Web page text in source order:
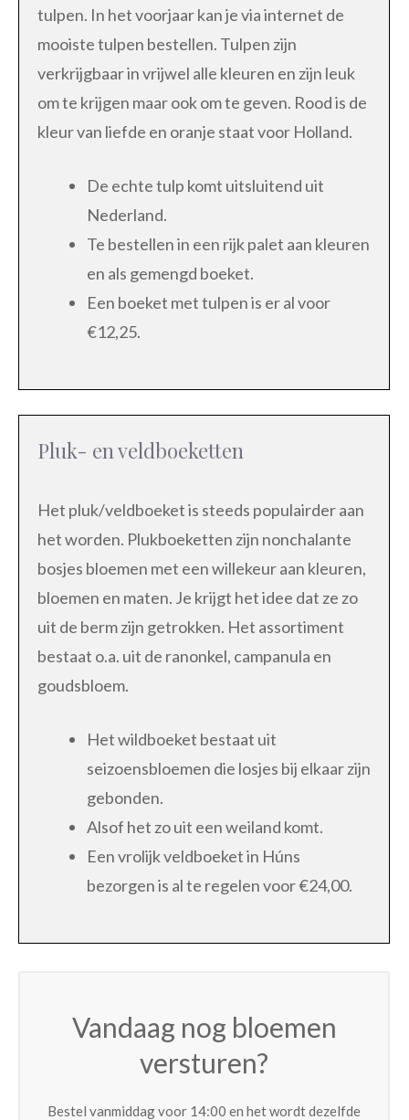
tulpen. In het voorjaar kan je via internet de
mooiste tulpen bestellen. Tulpen zijn
verkrijgbaar in vrijwel alle kleuren en zijn leuk
om te krijgen maar ook om te geven. Rood is de
kleur van liefde en oranje staat voor Holland.
De echte tulp komt uitsluitend uit
Nederland.
Te bestellen in een rijk palet aan kleuren
en als gemengd boeket.
Een boeket met tulpen is er al voor
€12,25.
Pluk- en veldboeketten
Het pluk/veldboeket is steeds populairder aan
het worden. Plukboeketten zijn nonchalante
bosjes bloemen met een willekeur aan kleuren,
bloemen en maten. Je krijgt het idee dat ze zo
uit de berm zijn getrokken. Het assortiment
bestaat o.a. uit de ranonkel, campanula en
goudsbloem.
Het wildboeket bestaat uit
seizoensbloemen die losjes bij elkaar zijn
gebonden.
Alsof het zo uit een weiland komt.
Een vrolijk veldboeket in Húns
bezorgen is al te regelen voor €24,00.
Vandaag nog bloemen
versturen?
Bestel vanmiddag voor 14:00 en het wordt dezelfde